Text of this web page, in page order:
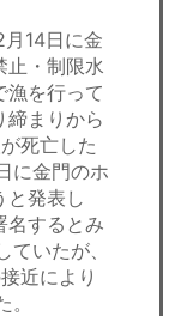
14日に金
止・制限水
漁を行って
締まりから
死亡した
に金門のホ
と発表し
名するとみ
いたが、
近により